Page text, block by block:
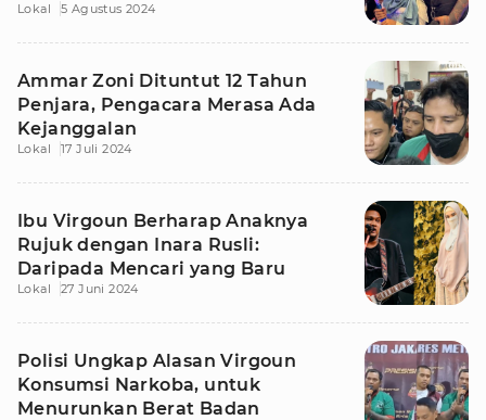
Lokal 5 Agustus 2024
Ammar Zoni Dituntut 12 Tahun
Penjara, Pengacara Merasa Ada
Kejanggalan
Lokal 17 Juli 2024
Ibu Virgoun Berharap Anaknya
Rujuk dengan Inara Rusli:
Daripada Mencari yang Baru
Lokal 27 Juni 2024
Polisi Ungkap Alasan Virgoun
Konsumsi Narkoba, untuk
Menurunkan Berat Badan